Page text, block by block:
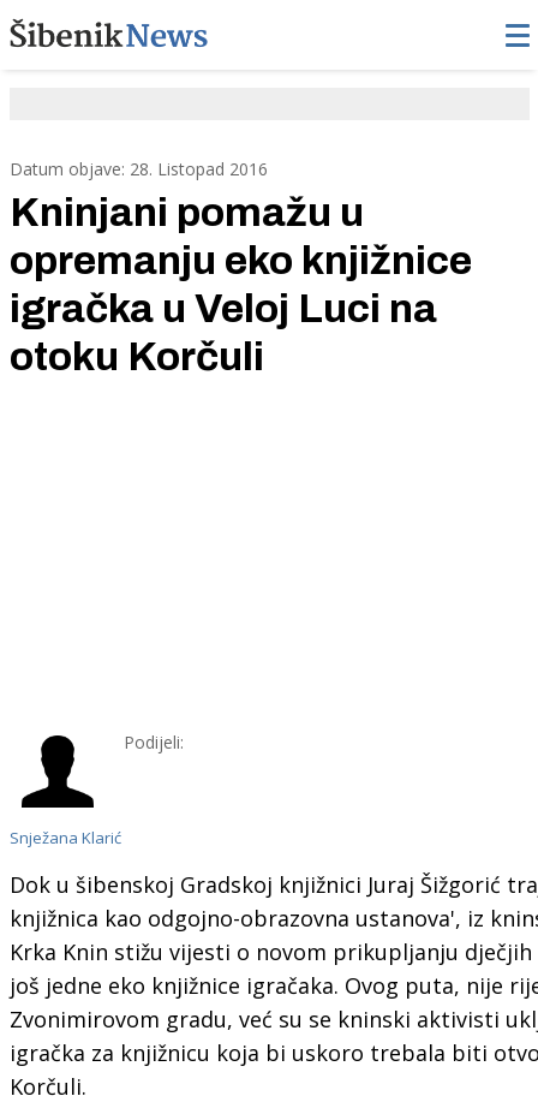
Datum objave: 28. Listopad 2016
Kninjani pomažu u
opremanju eko knjižnice
igračka u Veloj Luci na
otoku Korčuli
Snježana Klarić
Podijeli:
Dok u šibenskoj Gradskoj knjižnici Juraj Šižgorić
knjižnica kao odgojno-obrazovna ustanova', iz
Krka Knin stižu vijesti o novom prikupljanju
još jedne eko knjižnice igračaka. Ovog puta, nije
Zvonimirovom gradu, već su se kninski aktivisti
igračka za knjižnicu koja bi uskoro trebala biti
Korčuli.